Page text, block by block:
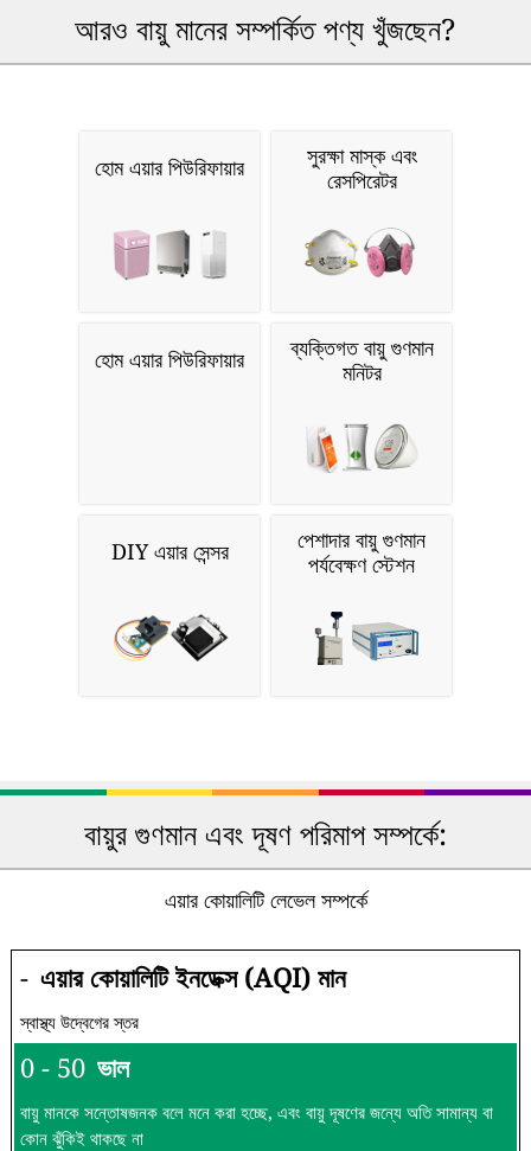
আরও বায়ু মানের সম্পর্কিত পণ্য খুঁজছেন?
হোম এয়ার পিউরিফায়ার
সুরক্ষা মাস্ক এবং
রেসপিরেটর
হোম এয়ার পিউরিফায়ার
ব্যক্তিগত বায়ু গুণমান
মনিটর
DIY এয়ার সেন্সর
পেশাদার বায়ু গুণমান
পর্যবেক্ষণ স্টেশন
বায়ুর গুণমান এবং দূষণ পরিমাপ সম্পর্কে:
এয়ার কোয়ালিটি লেভেল সম্পর্কে
- এয়ার কোয়ালিটি ইনডেক্স (AQI) মান
স্বাস্থ্য উদ্বেগের স্তর
0 - 50 ভাল
বায়ু মানকে সন্তোষজনক বলে মনে করা হচ্ছে, এবং বায়ু দূষণের জন্যে অতি সামান্য বা
কোন ঝুঁকিই থাকছে না